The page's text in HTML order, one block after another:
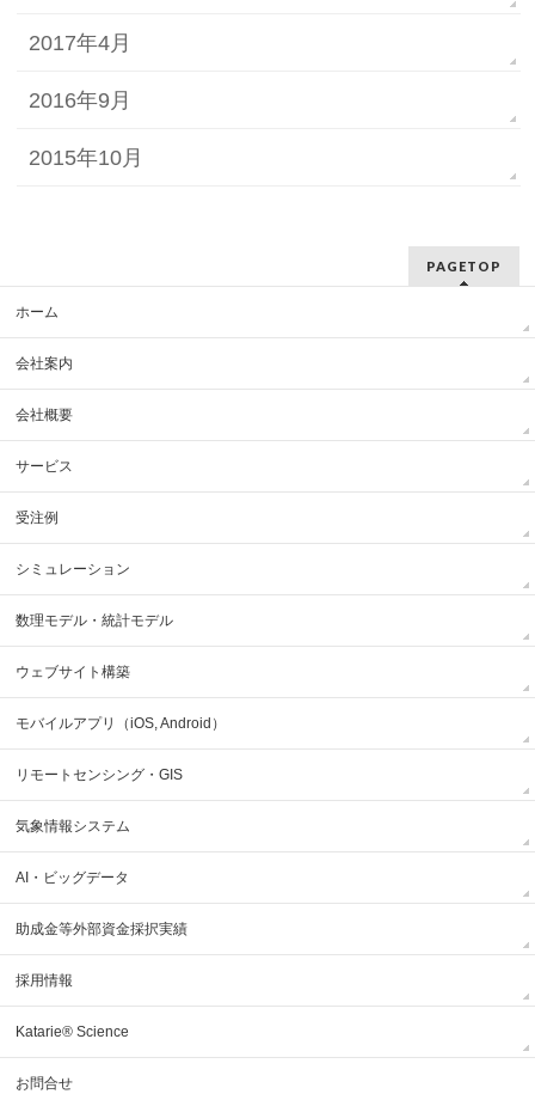
2017年4月
2016年9月
2015年10月
PAGETOP
ホーム
会社案内
会社概要
サービス
受注例
シミュレーション
数理モデル・統計モデル
ウェブサイト構築
モバイルアプリ（iOS, Android）
リモートセンシング・GIS
気象情報システム
AI・ビッグデータ
助成金等外部資金採択実績
採用情報
Katarie® Science
お問合せ